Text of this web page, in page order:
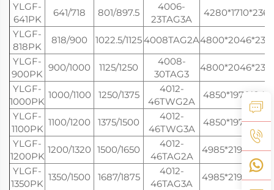
YLGF-
641PK
641/718 801/897.5
4006-
23TAG3A
4280*1710*2365
YLGF-
818PK
818/900 1022.5/11254008TAG2A
YLGF-
900PK
900/1000 1125/1250
4008-
30TAG3
YLGF-
1000PK
1000/1100 1250/1375
4012-
46TWG2A
4850*1970*2410
YLGF-
1100PK
1100/1200 1375/1500
4012-
46TWG3A
4850*1970*2410
YLGF-
1200PK
1200/1320 1500/1650
4012-
46TAG2A
YLGF-
1350PK
1350/1500 1687/1875
4012-
46TAG3A